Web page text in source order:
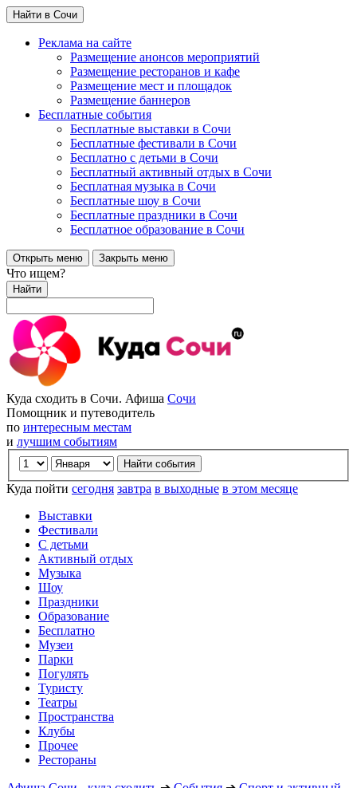
Найти в Сочи
Реклама на сайте
Размещение анонсов мероприятий
Размещение ресторанов и кафе
Размещение мест и площадок
Размещение баннеров
Бесплатные события
Бесплатные выставки в Сочи
Бесплатные фестивали в Сочи
Бесплатно с детьми в Сочи
Бесплатный активный отдых в Сочи
Бесплатная музыка в Сочи
Бесплатные шоу в Сочи
Бесплатные праздники в Сочи
Бесплатное образование в Сочи
Открыть меню Закрыть меню
Что ищем?
Найти
Куда сходить в Сочи. Афиша Сочи
Помощник и путеводитель
по интересным местам
и лучшим событиям
Куда пойти сегодня завтра в выходные в этом месяце
Выставки
Фестивали
С детьми
Активный отдых
Музыка
Шоу
Праздники
Образование
Бесплатно
Музеи
Парки
Погулять
Туристу
Театры
Пространства
Клубы
Прочее
Рестораны